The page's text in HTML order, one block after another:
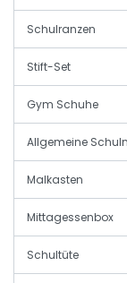
Schulranzen
Stift-Set
Gym Schuhe
Allgemeine
Malkasten
Mittagessenbox
Schultüte